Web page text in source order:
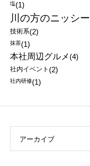
塩(1)
川の方のニッシー
技術系(2)
抹茶(1)
本社周辺グルメ (4)
社内イベント (2)
社内研修(1)
アーカイブ